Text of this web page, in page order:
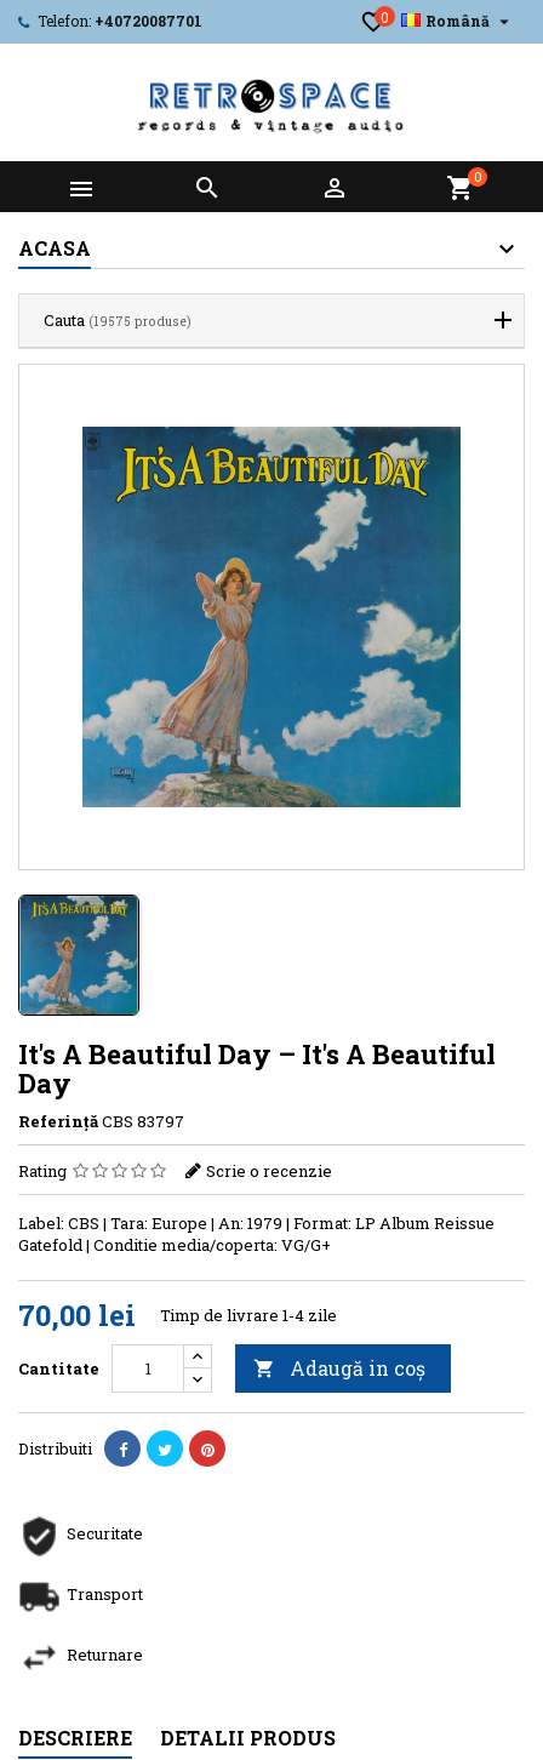
Telefon: +40720087701 Română 
0
   shopping_cart0
ACASA
Cauta (19575 produse)
It's A Beautiful Day – It's A Beautiful
Day
ReferinţăCBS 83797
Rating Scrie o recenzie
Label: CBS | Tara: Europe | An: 1979 | Format: LP Album Reissue
Gatefold | Conditie media/coperta: VG/G+
70,00 lei Timp de livrare 1-4 zile
Cantitate  Adaugă in coş
Distribuiti
Securitate
Transport
Returnare
DESCRIERE
DETALII PRODUS